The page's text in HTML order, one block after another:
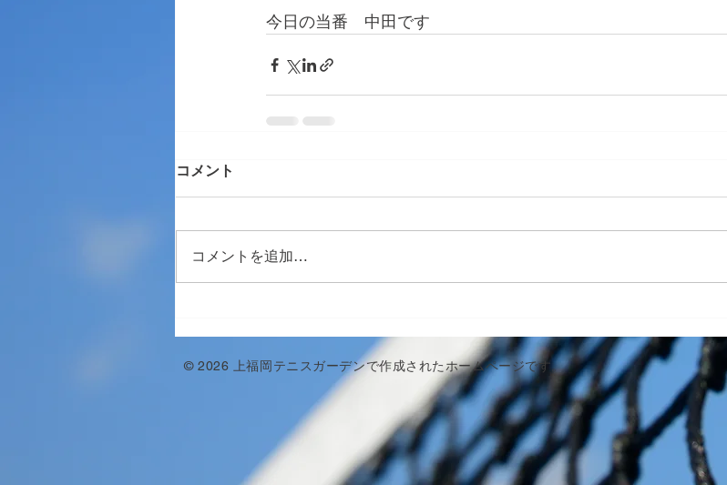
今日の当番　中田です
コメント
コメントを追加…
© 2026 上福岡テニスガーデンで作成されたホームページです。